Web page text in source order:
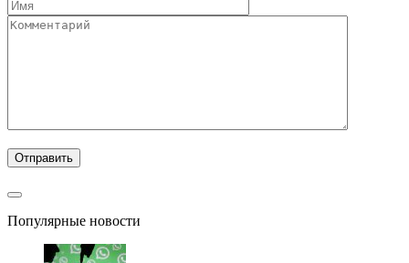
Популярные новости